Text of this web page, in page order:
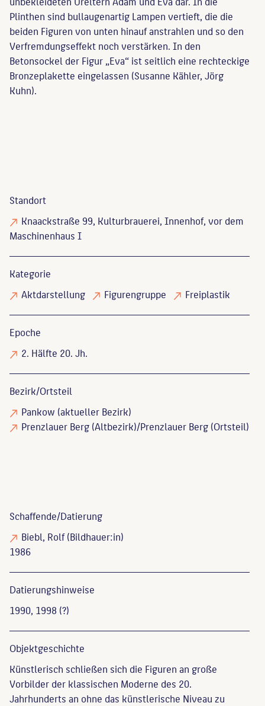
Plinthen sind bullaugenartig Lampen vertieft, die die
beiden Figuren von unten hinauf anstrahlen und so den
Verfremdungseffekt noch verstärken. In den
Betonsockel der Figur „Eva“ ist seitlich eine rechteckige
Bronzeplakette eingelassen (Susanne Kähler, Jörg
Kuhn).
Standort
Knaackstraße 99, Kulturbrauerei, Innenhof, vor dem
Maschinenhaus I
Kategorie
Aktdarstellung
Figurengruppe Freiplastik
Epoche
2. Hälfte 20. Jh.
Bezirk/Ortsteil
Pankow (aktueller Bezirk)
Prenzlauer Berg (Altbezirk)/Prenzlauer Berg (Ortsteil)
Schaffende/Datierung
Biebl, Rolf(Bildhauer:in)
1986
Datierungs­hinweise
1990, 1998 (?)
Objekt­geschichte
Künstlerisch schließen sich die Figuren an große
Vorbilder der klassischen Moderne des 20.
Jahrhunderts an ohne das künstlerische Niveau zu